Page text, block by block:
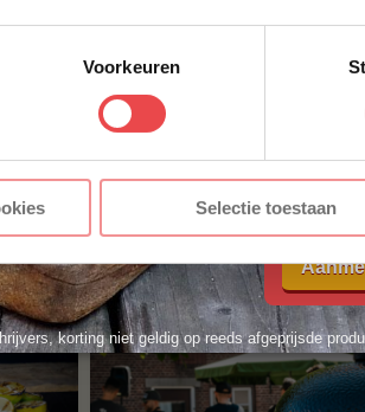
Voorkeuren
Selectie toestaan
je
of
De beste Picanha
Dat doe je zo!
snijtechniek en ultieme
smaak!
E-
voorwaarden.
korting niet geldig op reeds afgeprijsde